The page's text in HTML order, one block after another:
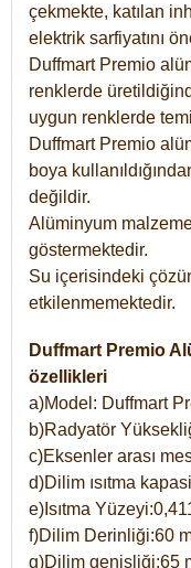
çekmekte, katılan
elektrik sarfiyatını
Duffmart Premio
renklerde
uygun renklerde
Duffmart Premio
boya
değildir.
Alüminyum
göstermektedir.
Su içerisindeki
etkilenmemektedir.
Duffmart Premio
özellikleri
a)Model: Duffmart
b)Radyatör
c)Eksenler arası
d)Dilim ısıtma
e)Isıtma
f)Dilim Derinliği:60
g)Dilim genişliği:65